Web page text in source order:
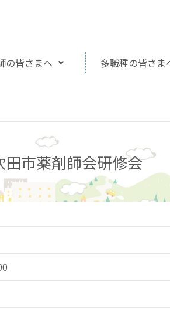
の皆さまへ 多職種の皆さま
田市薬剤師会研修会